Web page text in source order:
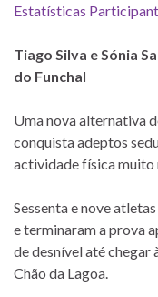
Estatísticas
Tiago Silva e Sónia
do Funchal
Uma nova alternativa
conquista adeptos
actividade física muito
Sessenta e nove
e terminaram a prova
de desnível até chegar
Chão da Lagoa.